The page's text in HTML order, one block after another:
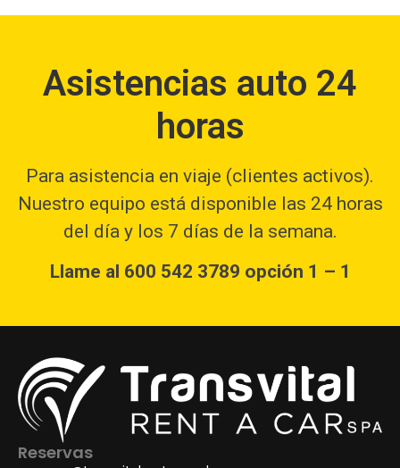
Asistencias auto 24
horas
Para asistencia en viaje (clientes activos).
Nuestro equipo está disponible las 24 horas
del día y los 7 días de la semana.
Llame al 600 542 3789 opción 1 – 1
Reservas